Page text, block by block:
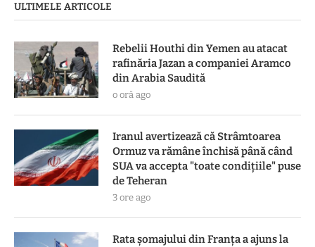
ULTIMELE ARTICOLE
Rebelii Houthi din Yemen au atacat
rafinăria Jazan a companiei Aramco
din Arabia Saudită
o oră ago
Iranul avertizează că Strâmtoarea
Ormuz va rămâne închisă până când
SUA va accepta "toate condiţiile" puse
de Teheran
3 ore ago
Rata șomajului din Franța a ajuns la